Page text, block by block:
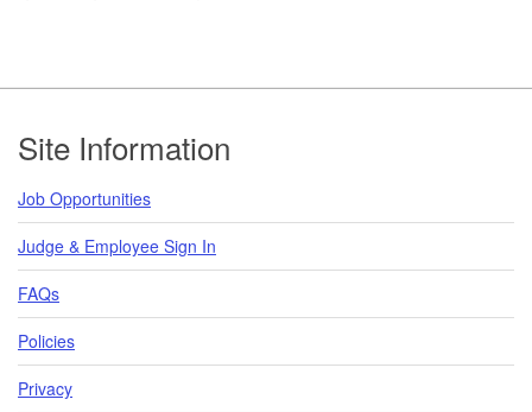
Footer
Site Information
Job Opportunities
Judge & Employee Sign In
FAQs
Policies
Privacy